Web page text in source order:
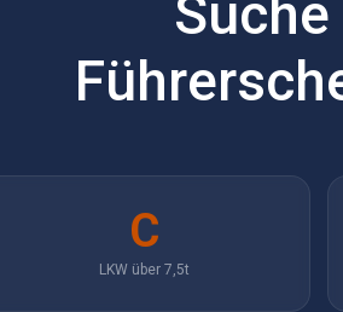
C
LKW über 7,5t